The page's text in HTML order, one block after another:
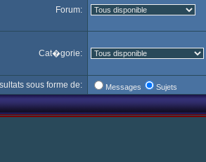
Forum:
Cat�gorie:
sous forme de: Messages Sujets